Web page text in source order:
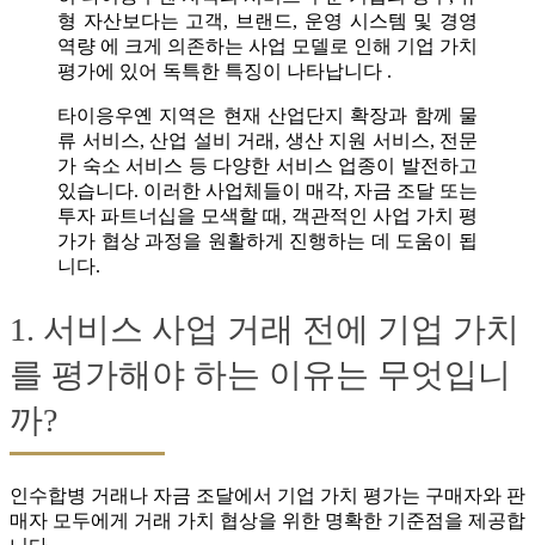
형 자산보다는 고객, 브랜드, 운영 시스템 및 경영
역량 에 크게 의존하는 사업 모델로 인해 기업 가치
평가에 있어 독특한 특징이 나타납니다 .
타이응우옌 지역은 현재 산업단지 확장과 함께 물
류 서비스, 산업 설비 거래, 생산 지원 서비스, 전문
가 숙소 서비스 등 다양한 서비스 업종이 발전하고
있습니다. 이러한 사업체들이 매각, 자금 조달 또는
투자 파트너십을 모색할 때, 객관적인 사업 가치 평
가가 협상 과정을 원활하게 진행하는 데 도움이 됩
니다.
1. 서비스 사업 거래 전에 기업 가치
를 평가해야 하는 이유는 무엇입니
까?
인수합병 거래나 자금 조달에서 기업 가치 평가는 구매자와 판
매자 모두에게 거래 가치 협상을 위한 명확한 기준점을 제공합